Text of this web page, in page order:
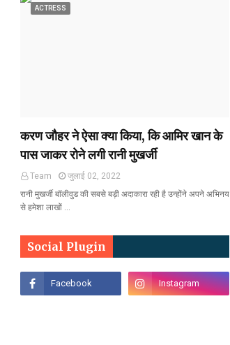
ACTRESS
करण जौहर ने ऐसा क्या किया, कि आमिर खान के
पास जाकर रोने लगी रानी मुखर्जी
Team
जुलाई 02, 2022
रानी मुखर्जी बॉलीवुड की सबसे बड़ी अदाकारा रही है उन्होंने अपने अभिनय
से हमेशा लाखों …
Social Plugin